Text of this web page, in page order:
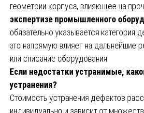
геометрии корпуса, влияющее на
экспертизе промышленного
обязательно указывается категория
это напрямую влияет на дальнейшие
или списание оборудования.
Если недостатки устранимые,
устранения?
Стоимость устранения дефектов
индивидуально и зависит от